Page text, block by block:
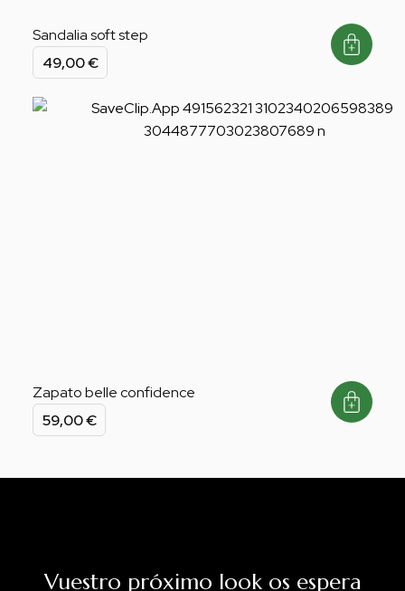
Sandalia soft step
49,00€
Zapato belle confidence
59,00€
Vuestro próximo look os espera